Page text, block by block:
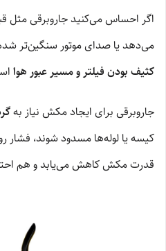
اگر احساس می‌کنید جاروبرقی مثل
می‌دهد یا صدای موتور سنگین‌تر
کثیف بودن فیلتر و مسیر عبور هوا
جاروبرقی برای ایجاد مکش نیاز به
کیسه یا لوله‌ها مسدود شوند، فشار
قدرت مکش کاهش می‌یابد و هم